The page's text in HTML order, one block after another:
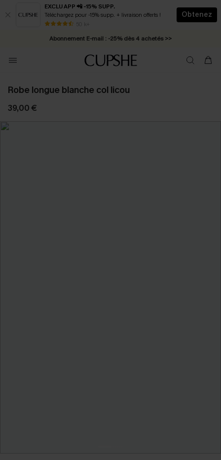
EXCLU APP 📲 -15% SUPP.
Téléchargez pour -15% supp. + livraison offerts !
50 k+
Obtenez
* Livraison éclair 2-3 jours ouvrés >>
Abonnement E-mail : -25% dès 4 achetés >>
Robe longue blanche col licou
39,00 €